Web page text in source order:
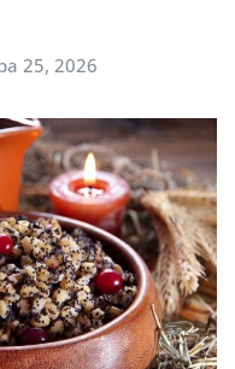
25, 2026